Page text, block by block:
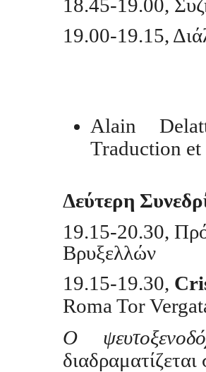
18.45-19.00,
19.00-19.15,
Alain
Traduction
Δεύτερη
19.15-20.30,
Βρυξελλών
19.15-19.30,
Roma Tor
O